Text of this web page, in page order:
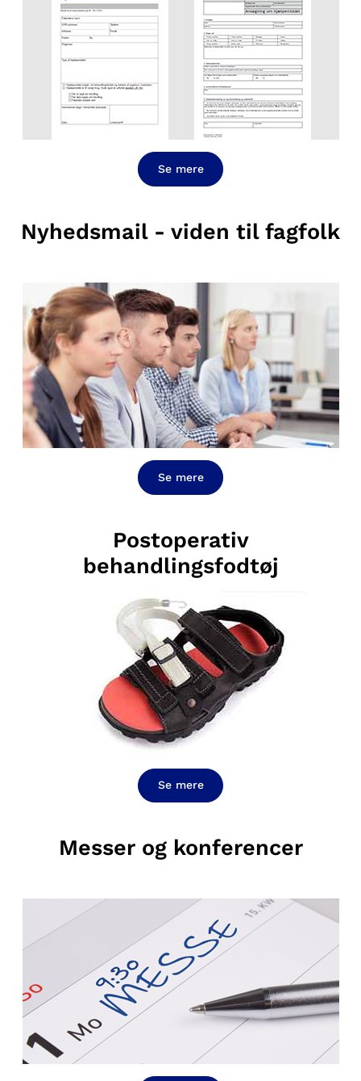
Se mere
Nyhedsmail - viden til fagfolk
Se mere
Postoperativ
behandlingsfodtøj
Se mere
Messer og konferencer